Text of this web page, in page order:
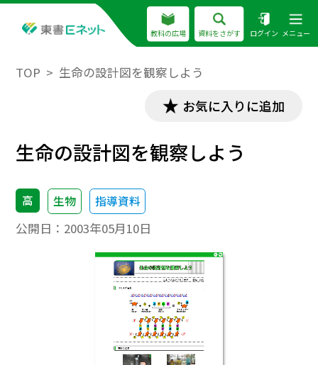
教科の広場 資料をさがす ログイン メニュー
TOP 生命の設計図を観察しよう
お気に入りに追加
生命の設計図を観察しよう
高 生物 指導資料
公開日： 2003年05月10日